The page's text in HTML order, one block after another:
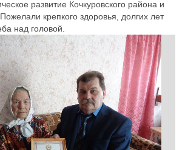
развитие Кочкуровского района и
Пожелали крепкого здоровья, долгих лет
над головой.